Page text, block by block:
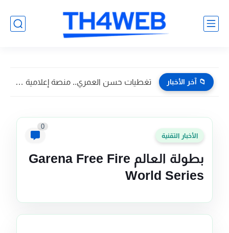
📁 آخر الأخبار كيف تمكن موقع عربي من تطوير تقنية حديثة لعمل قوالب...
الأخبار التقنية
0
بطولة العالم Garena Free Fire
World Series